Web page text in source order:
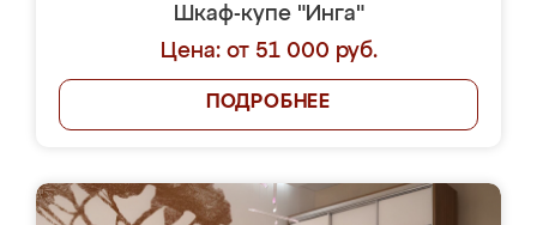
Шкаф-купе "Инга"
Цена: от 51 000 руб.
ПОДРОБНЕЕ